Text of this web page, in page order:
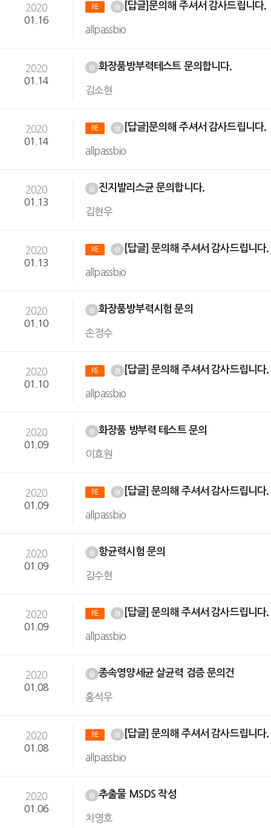
2020
01.16
RE [답글]문의해 주셔서 감사드립니다.
allpassbio
2020
01.14
화장품방부력테스트 문의합니다.
김소현
2020
01.14
RE [답글]문의해 주셔서 감사드립니다.
allpassbio
2020
01.13
진지발리스균 문의합니다.
김현우
2020
01.13
RE [답글] 문의해 주셔서 감사드립니다.
allpassbio
2020
01.10
화장품방부력시험 문의
손정수
2020
01.10
RE [답글] 문의해 주셔서 감사드립니다.
allpassbio
2020
01.09
화장품 방부력 테스트 문의
이효원
2020
01.09
RE [답글] 문의해 주셔서 감사드립니다.
allpassbio
2020
01.09
항균력시험 문의
김수현
2020
01.09
RE [답글] 문의해 주셔서 감사드립니다.
allpassbio
2020
01.08
종속영양세균 살균력 검증 문의건
홍석우
2020
01.08
RE [답글] 문의해 주셔서 감사드립니다.
allpassbio
2020
01.06
추출물 MSDS 작성
차영호